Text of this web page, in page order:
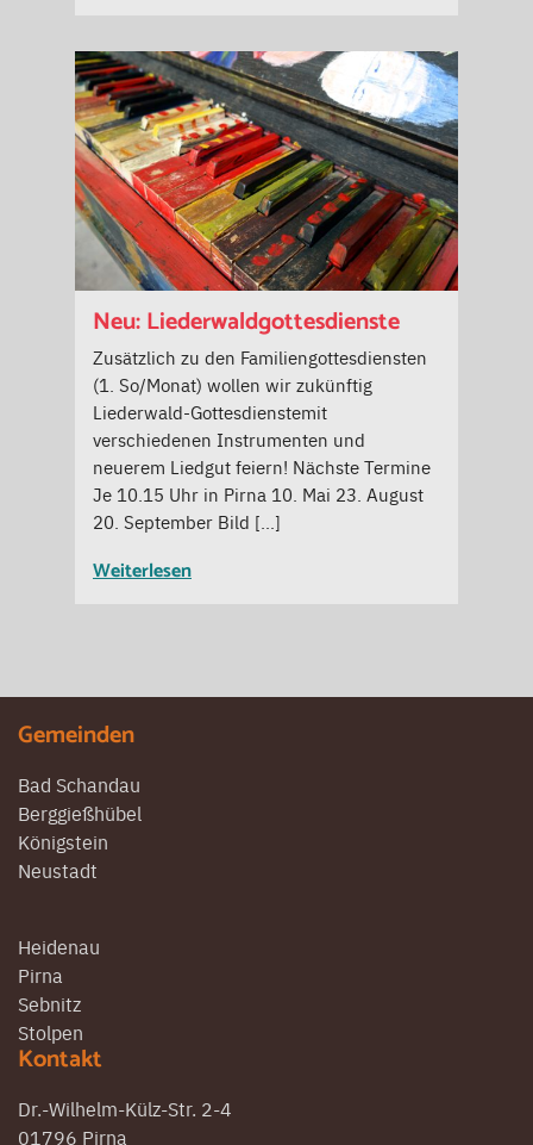
Neu: Liederwaldgottesdienste
Zusätzlich zu den Familiengottesdiensten
(1. So/Monat) wollen wir zukünftig
Liederwald-Gottesdienstemit
verschiedenen Instrumenten und
neuerem Liedgut feiern! Nächste Termine
Je 10.15 Uhr in Pirna 10. Mai 23. August
20. September Bild […]
Weiterlesen
Gemeinden
Bad Schandau
Berggießhübel
Königstein
Neustadt
Heidenau
Pirna
Sebnitz
Stolpen
Kontakt
Dr.-Wilhelm-Külz-Str. 2-4
01796 Pirna